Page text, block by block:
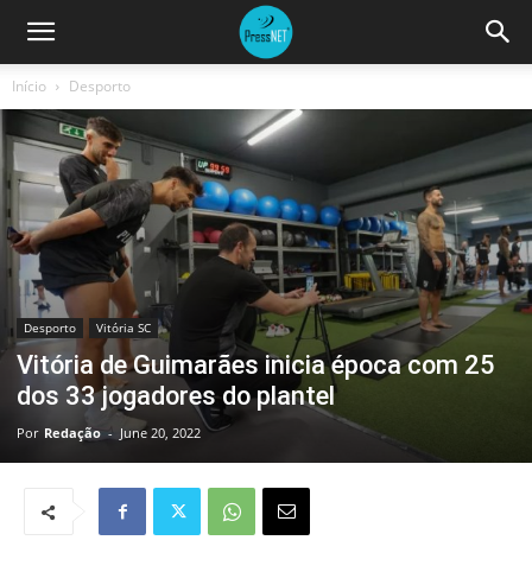
Início Desporto
Desporto Vitória SC
Vitória de Guimarães inicia época com 25
dos 33 jogadores do plantel
Por Redação - June 20, 2022